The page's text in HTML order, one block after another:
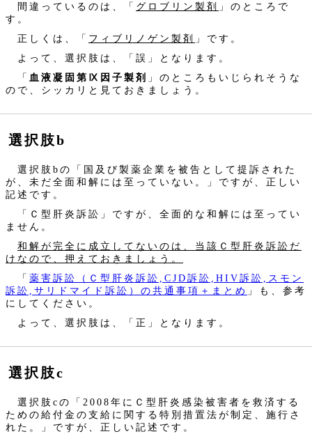
間違っているのは、「 グロブリン製剤
」のところで
す。
正しくは、「 フィブリノゲン製剤
」です。
よって、選択肢は、「誤」となります。
「 血液凝固第Ⅸ因子製剤
」のところもいじられそうな
ので、シッカリと見ておきましょう。
選択肢b
選択肢bの「国及び製薬企業を被告として提訴された
が、未だ全面和解には至っていない。」ですが、正しい
記述です。
「Ｃ型肝炎訴訟」ですが、全面的な和解には至ってい
ません。
和解が完全に成立してないのは、当該Ｃ型肝炎訴訟だ
けなので、押えておきましょう。
「 薬害訴訟（Ｃ型肝炎訴訟,CJD訴訟,HIV訴訟,スモン
訴訟,サリドマイド訴訟）の共通事項＋まとめ 」も、参考
にしてください。
よって、選択肢は、「正」となります。
選択肢c
選択肢cの「2008年にＣ型肝炎感染被害者を救済する
ための給付金の支給に関する特別措置法が制定、施行さ
れた。」ですが、正しい記述です。